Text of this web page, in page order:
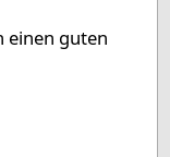
einen guten